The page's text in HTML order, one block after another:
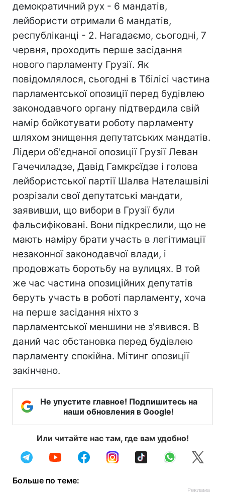
демократичний рух - 6 мандатів,
лейбористи отримали 6 мандатів,
республіканці - 2. Нагадаємо, сьогодні, 7
червня, проходить перше засідання
нового парламенту Грузії. Як
повідомлялося, сьогодні в Тбілісі частина
парламентської опозиції перед будівлею
законодавчого органу підтвердила свій
намір бойкотувати роботу парламенту
шляхом знищення депутатських мандатів.
Лідери об'єднаної опозиції Грузії Леван
Гачечиладзе, Давід Гамкрєїдзе і голова
лейбористської партії Шалва Нателашвілі
розрізали свої депутатські мандати,
заявивши, що вибори в Грузії були
фальсифіковані. Вони підкреслили, що не
мають наміру брати участь в легітимації
незаконної законодавчої влади, і
продовжать боротьбу на вулицях. В той
же час частина опозиційних депутатів
беруть участь в роботі парламенту, хоча
на перше засідання ніхто з
парламентської меншини не з'явився. В
даний час обстановка перед будівлею
парламенту спокійна. Мітинг опозиції
закінчено.
Не упустите главное! Подпишитесь на
наши обновления в Google!
Или читайте нас там, где вам удобно!
Больше по теме: